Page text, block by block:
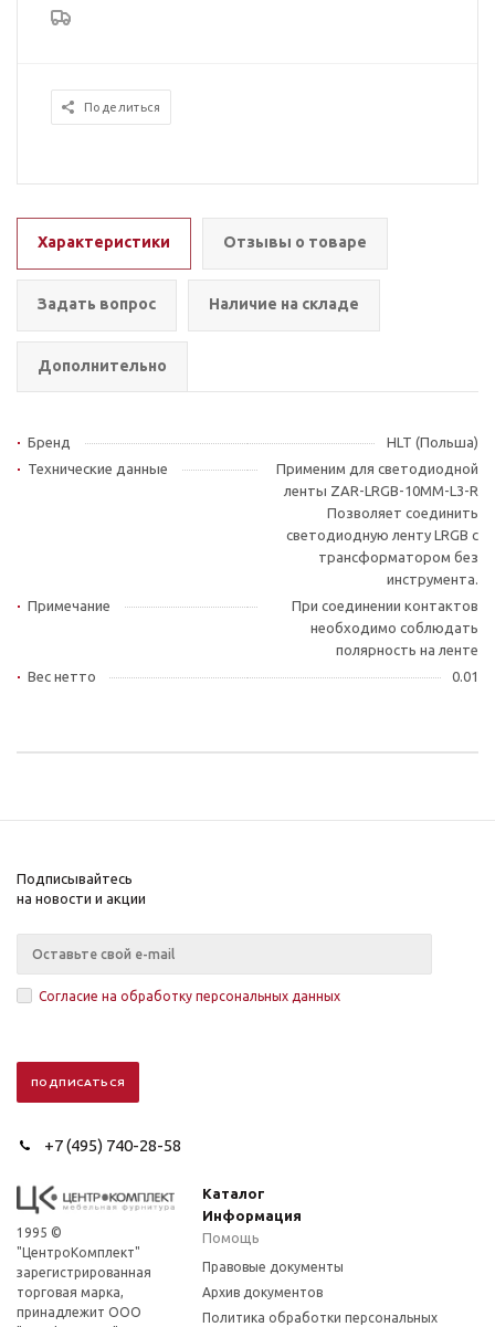
Поделиться
Характеристики Отзывы о товаре
Задать вопрос Наличие на складе
Дополнительно
Бренд
HLT (Польша)
Технические данные
Применим для светодиодной
ленты ZAR-LRGB-10MM-L3-R
Позволяет соединить
светодиодную ленту LRGB с
трансформатором без
инструмента.
Примечание
При соединении контактов
необходимо соблюдать
полярность на ленте
Вес нетто
0.01
Подписывайтесь
на новости и акции
Согласие на обработку персональных данных
+7 (495) 740-28-58
1995 ©
"ЦентроКомплект"
зарегистрированная
торговая марка,
принадлежит ООО
Каталог
Информация
Помощь
Правовые документы
Архив документов
Политика обработки персональных